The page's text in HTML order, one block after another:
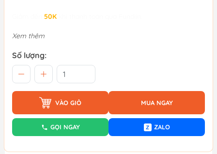
50K
Xem thêm
Số lượng:
VÀO GIỎ MUA NGAY
GỌI NGAY Z ZALO